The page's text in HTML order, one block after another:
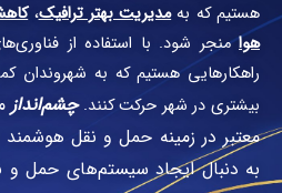
بهتر ترافیک ،کاهش تصادفاتوکاهش
از فناوری‌های روز دنیا، ما به دنبال
به شهروندان کمک کند تا با آرامش و
کنند.چشم‌اندازما تبدیل شدن به
و نقل هوشمند در کشور و منطقه
حمل و نقل کارآمد و پایدار